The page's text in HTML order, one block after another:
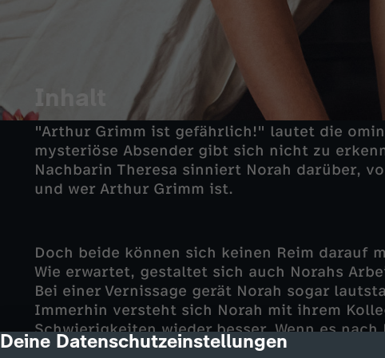
cmp-dialog-description
Deine Datenschutzeinstellungen
Inhalt
"Arthur Grimm ist gefährlich!" lautet die
mysteriöse Absender gibt sich nicht zu
Nachbarin Theresa sinniert Norah darüber,
und wer Arthur Grimm ist.
Doch beide können sich keinen Reim darauf
Wie erwartet, gestaltet sich auch Norahs
Bei einer Vernissage gerät Norah sogar
Immerhin versteht sich Norah mit ihrem
Schwierigkeiten wieder besser. Wenn es
kollegialen Verhältnis auch etwas mehr